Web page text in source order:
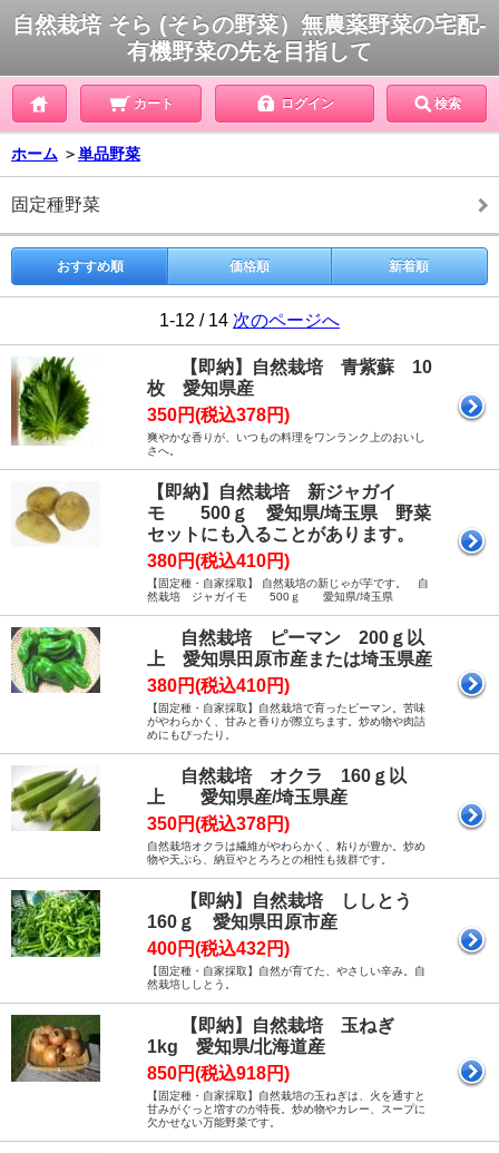
自然栽培 そら (そらの野菜）無農薬野菜の宅配-
有機野菜の先を目指して
カート ログイン 検索
ホーム ＞単品野菜
固定種野菜
おすすめ順 価格順 新着順
1-12 / 14 次のページへ
【即納】自然栽培 青紫蘇 10
枚 愛知県産
350円(税込378円)
爽やかな香りが、いつもの料理をワンランク上のおいし
さへ。
【即納】自然栽培 新ジャガイ
モ 500ｇ 愛知県/埼玉県 野菜
セットにも入ることがあります。
380円(税込410円)
【固定種・自家採取】 自然栽培の新じゃが芋です。 自
然栽培 ジャガイモ 500ｇ 愛知県/埼玉県
自然栽培 ピーマン 200ｇ以
上 愛知県田原市産または埼玉県産
380円(税込410円)
【固定種・自家採取】自然栽培で育ったピーマン。苦味
がやわらかく、甘みと香りが際立ちます。炒め物や肉詰
めにもぴったり。
自然栽培 オクラ 160ｇ以
上 愛知県産/埼玉県産
350円(税込378円)
自然栽培オクラは繊維がやわらかく、粘りが豊か。炒め
物や天ぷら、納豆やとろろとの相性も抜群です。
【即納】自然栽培 ししとう
160ｇ 愛知県田原市産
400円(税込432円)
【固定種・自家採取】自然が育てた、やさしい辛み。自
然栽培ししとう。
【即納】自然栽培 玉ねぎ
1kg 愛知県/北海道産
850円(税込918円)
【固定種・自家採取】自然栽培の玉ねぎは、火を通すと
甘みがぐっと増すのが特長。炒め物やカレー、スープに
欠かせない万能野菜です。